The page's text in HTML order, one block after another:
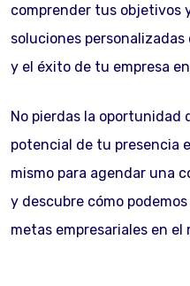
comprender tus objetivos
soluciones
y el éxito de tu empresa
No pierdas la oportunidad
potencial de tu presencia
mismo para agendar una
y descubre cómo
metas empresariales en